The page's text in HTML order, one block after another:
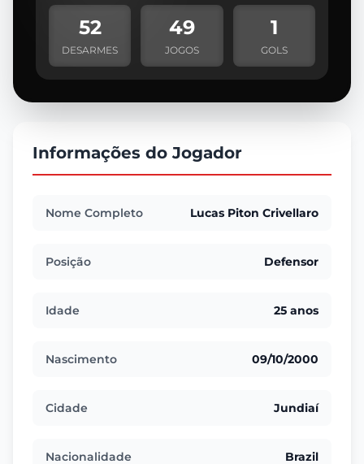
52
DESARMES
49
JOGOS
1
GOLS
Informações do Jogador
Nome Completo Lucas Piton Crivellaro
Posição Defensor
Idade 25 anos
Nascimento 09/10/2000
Cidade Jundiaí
Nacionalidade Brazil